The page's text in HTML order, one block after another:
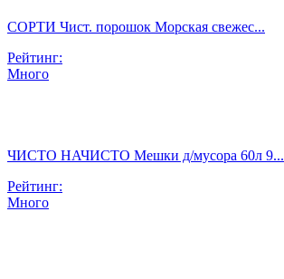
СОРТИ Чист. порошок Морская свежес...
Рейтинг:
Много
ЧИСТО НАЧИСТО Мешки д/мусора 60л 9...
Рейтинг:
Много